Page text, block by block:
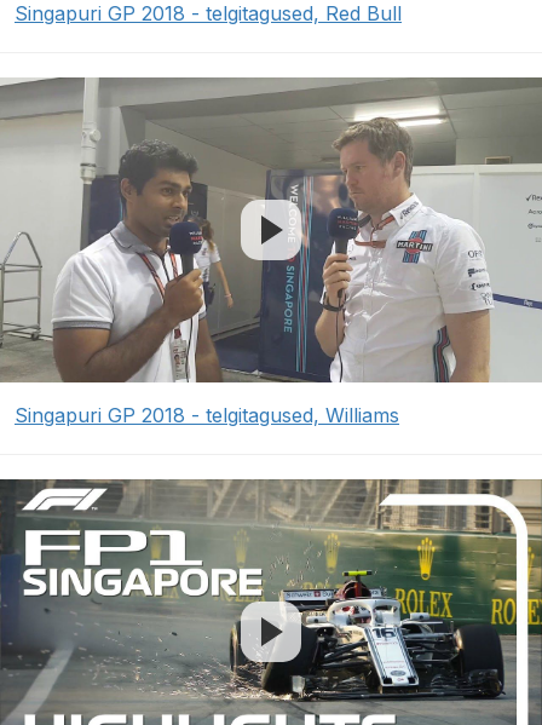
Singapuri GP 2018 - telgitagused, Red Bull
Singapuri GP 2018 - telgitagused, Williams